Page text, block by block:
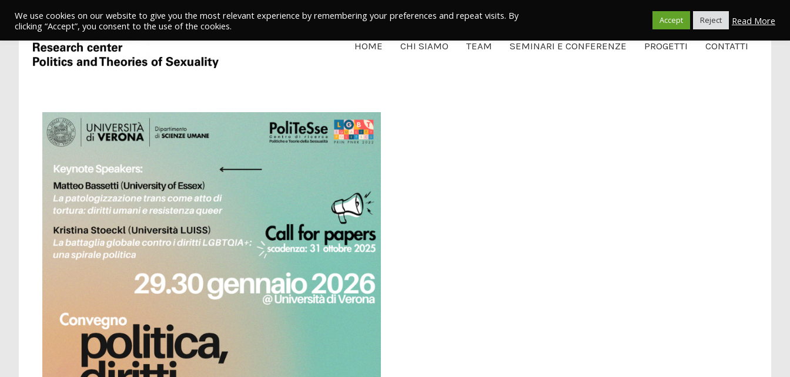
Italiano
HOME CHI SIAMO TEAM SEMINARI E CONFERENZE PROGETTI CONTATTI
We use cookies on our website to give you the most relevant experience by remembering your preferences and repeat visits. By
clicking “Accept”, you consent to the use of the cookies.
Accept Reject Read More